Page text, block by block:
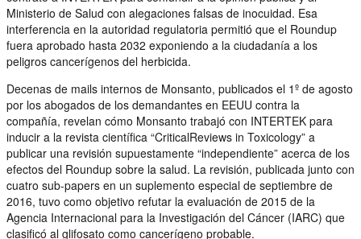
Ministerio de Salud con alegaciones falsas de inocuidad. Esa
interferencia en la autoridad regulatoria permitió que el Roundup
fuera aprobado hasta 2032 exponiendo a la ciudadanía a los
peligros cancerígenos del herbicida.
Decenas de mails internos de Monsanto, publicados el 1º de agosto
por los abogados de los demandantes en EEUU contra la
compañía, revelan cómo Monsanto trabajó con INTERTEK para
inducir a la revista científica “CriticalReviews in Toxicology” a
publicar una revisión supuestamente “independiente” acerca de los
efectos del Roundup sobre la salud. La revisión, publicada junto con
cuatro sub-papers en un suplemento especial de septiembre de
2016, tuvo como objetivo refutar la evaluación de 2015 de la
Agencia Internacional para la Investigación del Cáncer (IARC) que
clasificó al glifosato como cancerígeno probable.